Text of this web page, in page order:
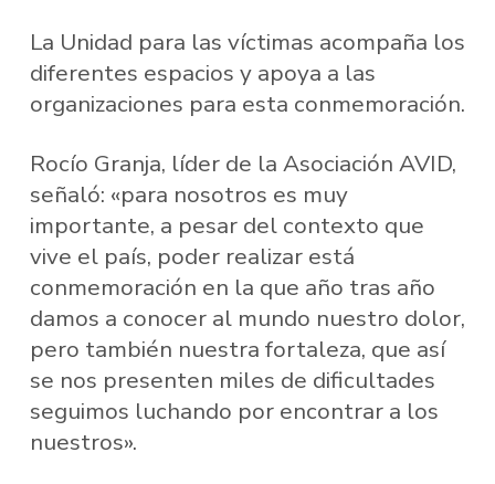
La Unidad para las víctimas acompaña los
diferentes espacios y apoya a las
organizaciones para esta conmemoración.
Rocío Granja, líder de la Asociación AVID,
señaló: «para nosotros es muy
importante, a pesar del contexto que
vive el país, poder realizar está
conmemoración en la que año tras año
damos a conocer al mundo nuestro dolor,
pero también nuestra fortaleza, que así
se nos presenten miles de dificultades
seguimos luchando por encontrar a los
nuestros».